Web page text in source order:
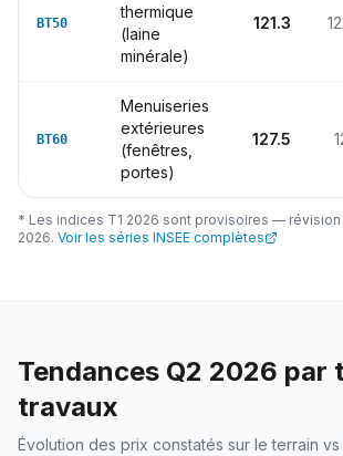
BT50
thermique
(laine
minérale)
121.3
BT60
Menuiseries
extérieures
(fenêtres,
portes)
127.5
* Les indices T1 2026 sont provisoires —
2026. Voir les séries INSEE complètes
Tendances Q2 2026 par
travaux
Évolution des prix constatés sur le terrain